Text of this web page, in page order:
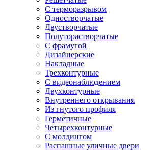
С терморазрывом
Одностворчатые
Двустворчатые
Полуторастворчатые
С фрамугой
Дизайнерские
Накладные
Трехконтурные
С видеонаблюдением
Двухконтурные
Внутреннего открывания
Из гнутого профиля
Герметичные
Четырехконтурные
С молдингом
Распашные уличные двери